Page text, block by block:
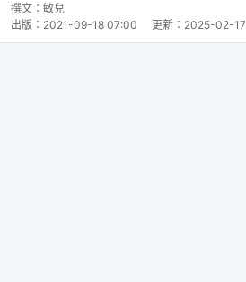
撰文： 敏兒
出版： 2021-09-18 07:00 更新： 2025-02-